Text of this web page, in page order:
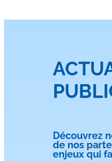
Découvrez
de nos
enjeux qui